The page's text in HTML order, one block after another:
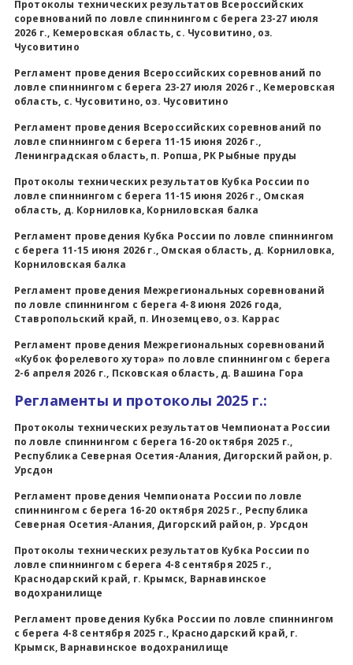
Протоколы технических результатов Всероссийских
соревнований по ловле спиннингом с берега 23-27 июля
2026 г., Кемеровская область, с. Чусовитино, оз.
Чусовитино
Регламент проведения Всероссийских соревнований по
ловле спиннингом с берега 23-27 июля 2026 г., Кемеровская
область, с. Чусовитино, оз. Чусовитино
Регламент проведения Всероссийских соревнований по
ловле спиннингом с берега 11-15 июня 2026 г.,
Ленинградская область, п. Ропша, РК Рыбные пруды
Протоколы технических результатов Кубка России по
ловле спиннингом с берега 11-15 июня 2026 г., Омская
область, д. Корниловка, Корниловская балка
Регламент проведения Кубка России по ловле спиннингом
с берега 11-15 июня 2026 г., Омская область, д. Корниловка,
Корниловская балка
Регламент проведения Межрегиональных соревнований
по ловле спиннингом с берега 4-8 июня 2026 года,
Ставропольский край, п. Иноземцево, оз. Каррас
Регламент проведения Межрегиональных соревнований
«Кубок форелевого хутора» по ловле спиннингом с берега
2-6 апреля 2026 г., Псковская область, д. Вашина Гора
Регламенты и протоколы 2025 г.:
Протоколы технических результатов Чемпионата России
по ловле спиннингом с берега 16-20 октября 2025 г.,
Республика Северная Осетия-Алания, Дигорский район, р.
Урсдон
Регламент проведения Чемпионата России по ловле
спиннингом с берега 16-20 октября 2025 г., Республика
Северная Осетия-Алания, Дигорский район, р. Урсдон
Протоколы технических результатов Кубка России по
ловле спиннингом с берега 4-8 сентября 2025 г.,
Краснодарский край, г. Крымск, Варнавинское
водохранилище
Регламент проведения Кубка России по ловле спиннингом
с берега 4-8 сентября 2025 г., Краснодарский край, г.
Крымск, Варнавинское водохранилище
Всероссийские правила
Судейские документы